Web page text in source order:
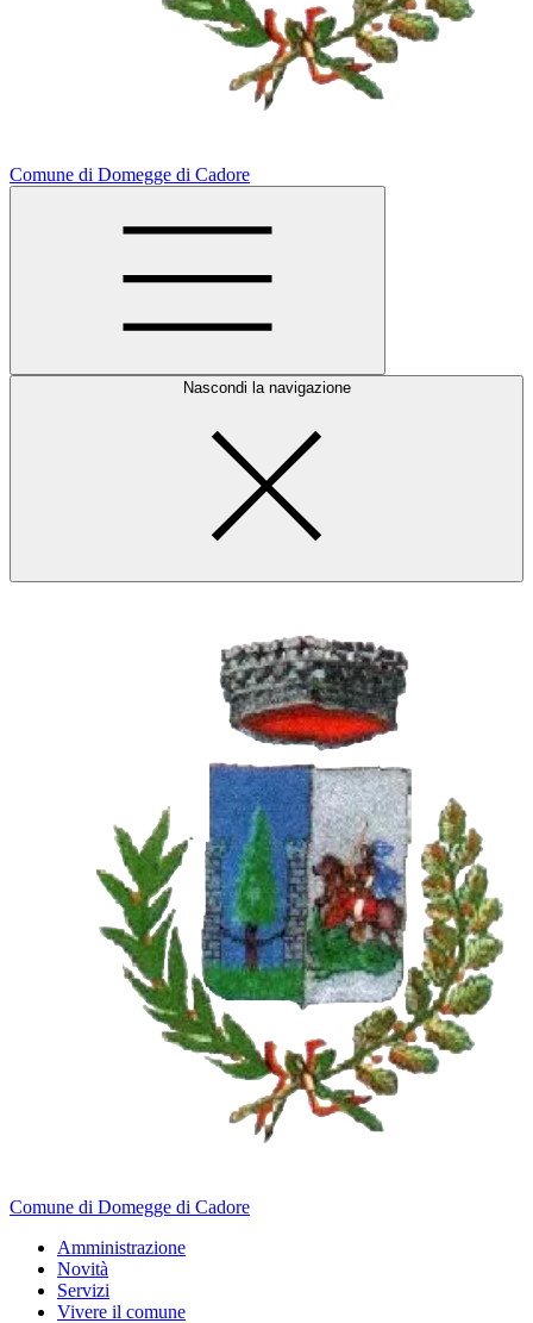
Comune di Domegge di Cadore
Nascondi la navigazione
Comune di Domegge di Cadore
Amministrazione
Novità
Servizi
Vivere il comune